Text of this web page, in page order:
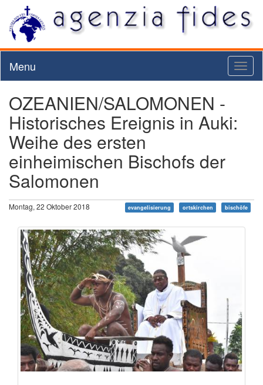
Menu
OZEANIEN/SALOMONEN -
Historisches Ereignis in Auki:
Weihe des ersten
einheimischen Bischofs der
Salomonen
Montag, 22 Oktober 2018 evangelisierung ortskirchen bischöfe